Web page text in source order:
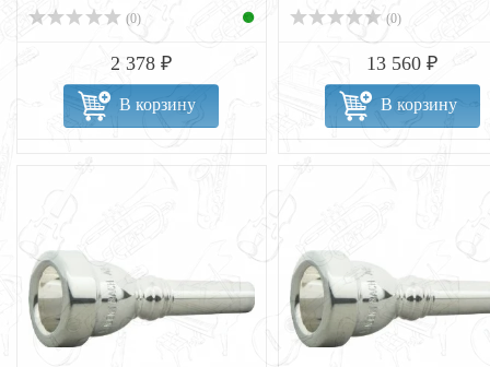
(0)
2 378 ₽
В корзину
(0)
13 560 ₽
В корзину